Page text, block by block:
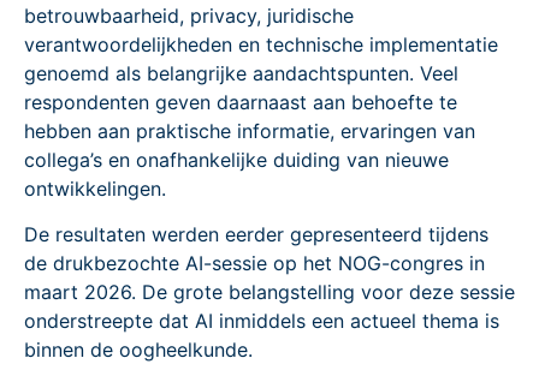
betrouwbaarheid, privacy, juridische
verantwoordelijkheden en technische implementatie
genoemd als belangrijke aandachtspunten. Veel
respondenten geven daarnaast aan behoefte te
hebben aan praktische informatie, ervaringen van
collega’s en onafhankelijke duiding van nieuwe
ontwikkelingen.
De resultaten werden eerder gepresenteerd tijdens
de drukbezochte AI-sessie op het NOG-congres in
maart 2026. De grote belangstelling voor deze sessie
onderstreepte dat AI inmiddels een actueel thema is
binnen de oogheelkunde.